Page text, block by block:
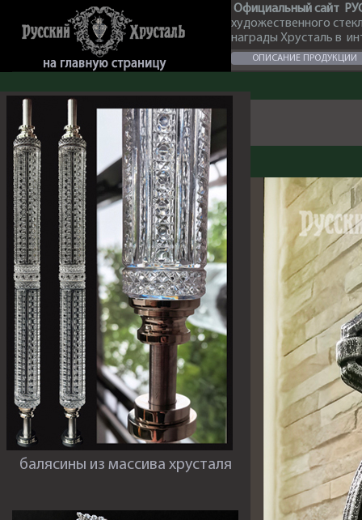
Официальный сайт
художественного
награды Хрусталь в
ОПИСАНИЕ ПРОДУКЦИИ
балясины из массива хрусталя